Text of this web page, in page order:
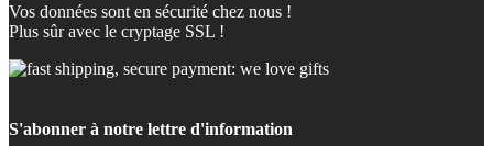
Vos données sont en sécurité chez nous !
Plus sûr avec le cryptage SSL !
S'abonner à notre lettre d'information